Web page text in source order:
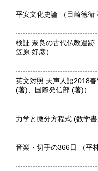
不死鳥BOOKSでは、書籍
ゲーム、おもちゃ、骨
にお問い合わせください
哲学宗教、歴史、社会科
国書、サブカルチャー、
オールジャンル
平安文化史論 （目崎徳
検証 奈良の古代仏教遺跡:
笠原 好彦）
英文対照 天声人語2018春Vol.192 （朝日新
(著)、国際発信部 (著)）
音楽・切手